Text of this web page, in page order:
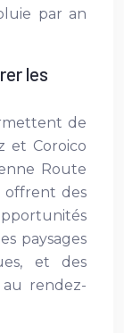
par an
les
de
et Coroico
Route
offrent des
paysages
et des
au rendez-